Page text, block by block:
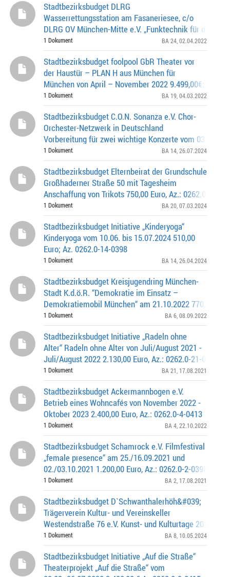
Stadtbezirksbudget DLRG
Wasserrettungsstation am Fasaneriesee, c/o
DLRG OV München-Mitte e.V. „Funktechnik für das vor
eingesetzte Einsatzfahrzeug“ vom 15.03 - 31. 05.2022
4.674,00€; Az. 0262
1 Dokument BA 24 , 02.04.2022
Stadtbezirksbudget foolpool GbR Theater vor
der Haustür – PLAN H aus München für
München von April – November 2022 9.499,00€; Az.
0398
1 Dokument BA 19 , 04.03.2022
Stadtbezirksbudget C.O.N. Sonanza e.V. Chor-
Orchester-Netzwerk in Deutschland
Vorbereitung für zwei wichtige Konzerte vom
22.10.2024 3.400,00 Euro; Az. 0262.0-14-0411
1 Dokument BA 14 , 26.07.2024
Stadtbezirksbudget Elternbeirat der Grundschule
Großhaderner Straße 50 mit Tagesheim
Anschaffung von Trikots 750,00 Euro, Az.: 0262.0-20-
1 Dokument BA 20 , 07.03.2024
Stadtbezirksbudget Initiative „Kinderyoga“
Kinderyoga vom 10.06. bis 15.07.2024 510,00
Euro; Az. 0262.0-14-0398
1 Dokument BA 14 , 26.04.2024
Stadtbezirksbudget Kreisjugendring München-
Stadt K.d.ö.R. “Demokratie im Einsatz –
Demokratiemobil München“ am 21.10.2022 770,00 € /
6-0398
1 Dokument BA 6 , 08.09.2022
Stadtbezirksbudget Initiative „Radeln ohne
Alter“ Radeln ohne Alter von Juli/August 2021 -
Juli/August 2022 2.130,00 Euro, Az.: 0262.0-21-0304
1 Dokument BA 21 , 17.08.2021
Stadtbezirksbudget Ackermannbogen e.V.
Betrieb eines Wohncafés von November 2022 -
Oktober 2023 2.400,00 Euro, Az.: 0262.0-4-0413
1 Dokument BA 4 , 22.10.2022
Stadtbezirksbudget Schamrock e.V. Filmfestival
„female presence“ am 25./16.09.2021 und
02./03.10.2021 1.200,00 Euro, Az.: 0262.0-2-0398
1 Dokument BA 2 , 17.08.2021
Stadtbezirksbudget D`Schwanthalerhöh&#039;
Trägerverein Kultur- und Vereinskeller
Westendstraße 76 e.V. Kunst- und Kulturtage 2024
ein Gesicht - „Respekt & Akzeptanz“ vom 15.06. - 10.
1 Dokument BA 8 , 10.05.2024
Stadtbezirksbudget Initiative „Auf die Straße“
Theaterprojekt „Auf die Straße“ vom